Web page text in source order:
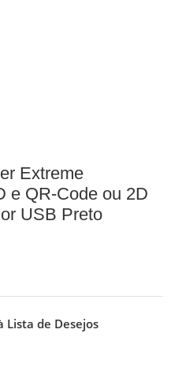
Extreme
e QR-Code ou 2D
USB Preto
Lista de Desejos